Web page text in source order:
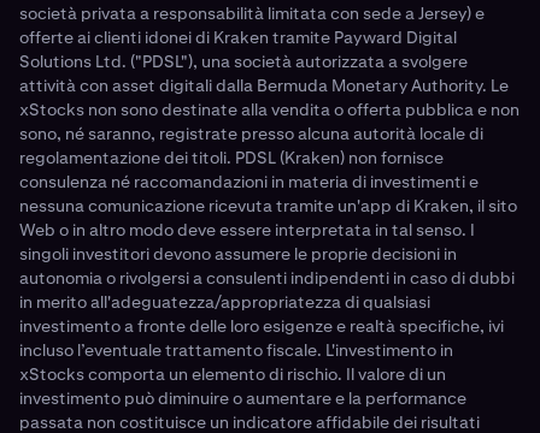
società privata a responsabilità limitata con sede a Jersey) e
offerte ai clienti idonei di Kraken tramite Payward Digital
Solutions Ltd. ("PDSL"), una società autorizzata a svolgere
attività con asset digitali dalla Bermuda Monetary Authority. Le
xStocks non sono destinate alla vendita o offerta pubblica e non
sono, né saranno, registrate presso alcuna autorità locale di
regolamentazione dei titoli. PDSL (Kraken) non fornisce
consulenza né raccomandazioni in materia di investimenti e
nessuna comunicazione ricevuta tramite un'app di Kraken, il sito
Web o in altro modo deve essere interpretata in tal senso. I
singoli investitori devono assumere le proprie decisioni in
autonomia o rivolgersi a consulenti indipendenti in caso di dubbi
in merito all'adeguatezza/appropriatezza di qualsiasi
investimento a fronte delle loro esigenze e realtà specifiche, ivi
incluso l’eventuale trattamento fiscale. L'investimento in
xStocks comporta un elemento di rischio. Il valore di un
investimento può diminuire o aumentare e la performance
passata non costituisce un indicatore affidabile dei risultati